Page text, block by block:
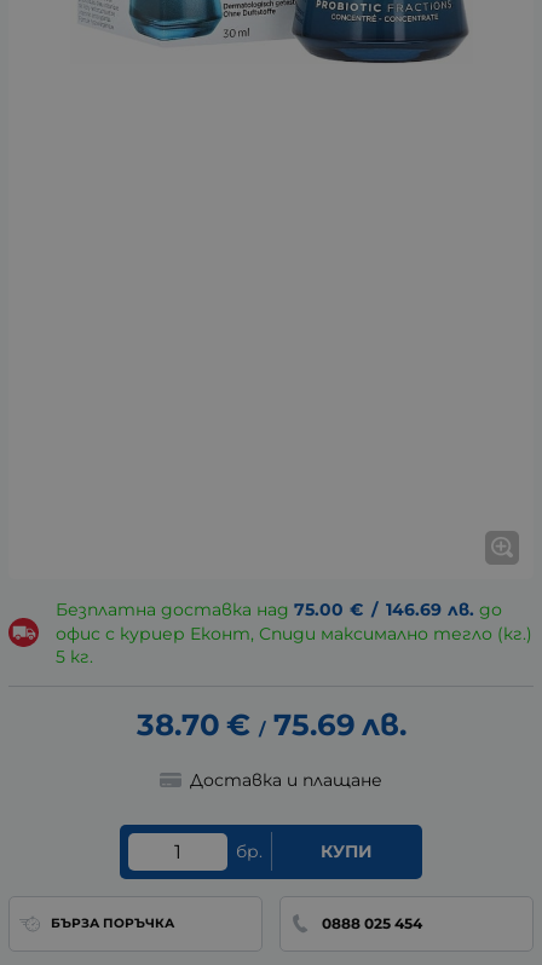
Безплатна доставка над 75.00 € / 146.69 лв. до
офис с куриер Еконт, Спиди максимално тегло (кг.)
5 кг.
38.70 € / 75.69 лв.
Доставка и плащане
бр. КУПИ
БЪРЗА ПОРЪЧКА 0888 025 454